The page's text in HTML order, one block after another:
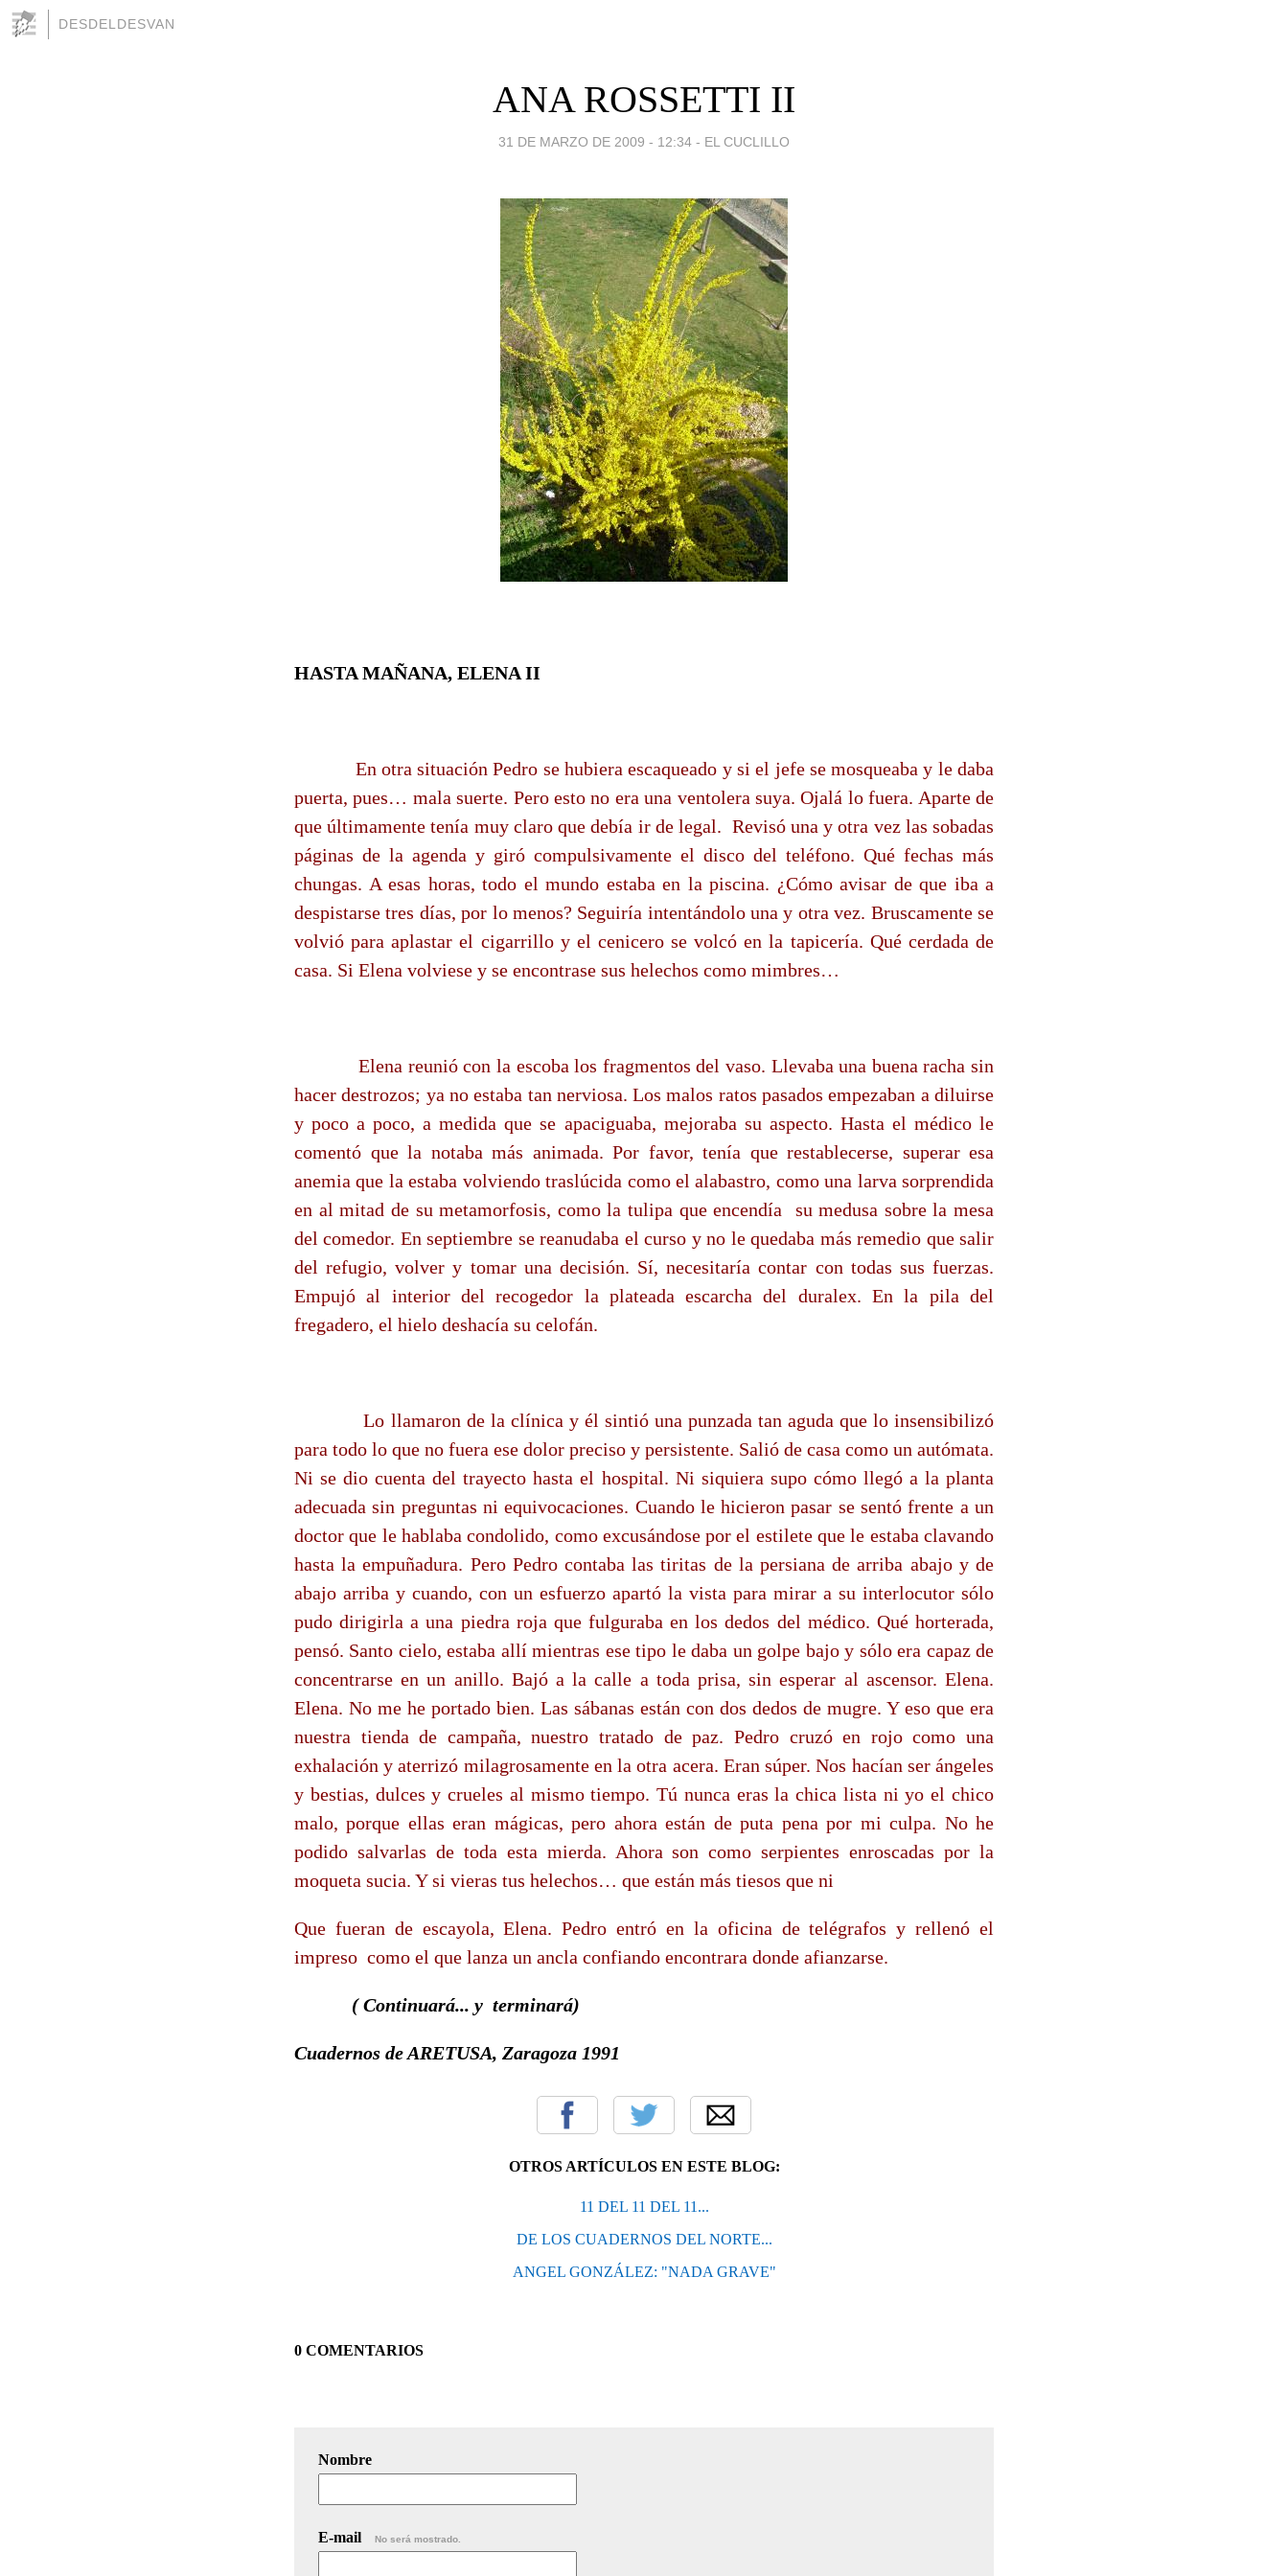
DESDELDESVAN
ANA ROSSETTI II
31 DE MARZO DE 2009 - 12:34 - EL CUCLILLO
HASTA MAÑANA, ELENA II
En otra situación Pedro se hubiera escaqueado y si el jefe se mosqueaba y le daba
puerta, pues… mala suerte. Pero esto no era una ventolera suya. Ojalá lo fuera. Aparte de
que últimamente tenía muy claro que debía ir de legal. Revisó una y otra vez las sobadas
páginas de la agenda y giró compulsivamente el disco del teléfono. Qué fechas más
chungas. A esas horas, todo el mundo estaba en la piscina. ¿Cómo avisar de que iba a
despistarse tres días, por lo menos? Seguiría intentándolo una y otra vez. Bruscamente se
volvió para aplastar el cigarrillo y el cenicero se volcó en la tapicería. Qué cerdada de
casa. Si Elena volviese y se encontrase sus helechos como mimbres…
Elena reunió con la escoba los fragmentos del vaso. Llevaba una buena racha sin
hacer destrozos; ya no estaba tan nerviosa. Los malos ratos pasados empezaban a diluirse
y poco a poco, a medida que se apaciguaba, mejoraba su aspecto. Hasta el médico le
comentó que la notaba más animada. Por favor, tenía que restablecerse, superar esa
anemia que la estaba volviendo traslúcida como el alabastro, como una larva sorprendida
en al mitad de su metamorfosis, como la tulipa que encendía
su medusa sobre la mesa
del comedor. En septiembre se reanudaba el curso y no le quedaba más remedio que salir
del refugio, volver y tomar una decisión. Sí, necesitaría contar con todas sus fuerzas.
Empujó al interior del recogedor la plateada escarcha del duralex. En la pila del
fregadero, el hielo deshacía su celofán.
Lo llamaron de la clínica y él sintió una punzada tan aguda que lo insensibilizó
para todo lo que no fuera ese dolor preciso y persistente. Salió de casa como un autómata.
Ni se dio cuenta del trayecto hasta el hospital. Ni siquiera supo cómo llegó a la planta
adecuada sin preguntas ni equivocaciones. Cuando le hicieron pasar se sentó frente a un
doctor que le hablaba condolido, como excusándose por el estilete que le estaba clavando
hasta la empuñadura. Pero Pedro contaba las tiritas de la persiana de arriba abajo y de
abajo arriba y cuando, con un esfuerzo apartó la vista para mirar a su interlocutor sólo
pudo dirigirla a una piedra roja que fulguraba en los dedos del médico. Qué horterada,
pensó. Santo cielo, estaba allí mientras ese tipo le daba un golpe bajo y sólo era capaz de
concentrarse en un anillo. Bajó a la calle a toda prisa, sin esperar al ascensor. Elena.
Elena. No me he portado bien. Las sábanas están con dos dedos de mugre. Y eso que era
nuestra tienda de campaña, nuestro tratado de paz. Pedro cruzó en rojo como una
exhalación y aterrizó milagrosamente en la otra acera. Eran súper. Nos hacían ser ángeles
y bestias, dulces y crueles al mismo tiempo. Tú nunca eras la chica lista ni yo el chico
malo, porque ellas eran mágicas, pero ahora están de puta pena por mi culpa. No he
podido salvarlas de toda esta mierda. Ahora son como serpientes enroscadas por la
moqueta sucia. Y si vieras tus helechos… que están más tiesos que ni
Que fueran de escayola, Elena. Pedro entró en la oficina de telégrafos y rellenó el
impreso como el que lanza un ancla confiando encontrara donde afianzarse.
( Continuará... y terminará)
Cuadernos de ARETUSA, Zaragoza 1991
OTROS ARTÍCULOS EN ESTE BLOG:
11 DEL 11 DEL 11...
DE LOS CUADERNOS DEL NORTE...
ANGEL GONZÁLEZ: "NADA GRAVE"
0 COMENTARIOS
Nombre
E-mail No será mostrado.